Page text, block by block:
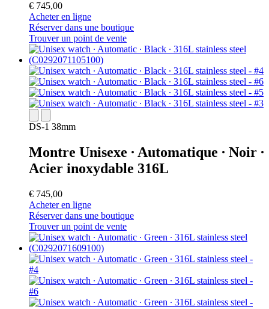
€ 745,00
Acheter en ligne
Réserver dans une boutique
Trouver un point de vente
DS-1 38mm
Montre Unisexe ∙ Automatique ∙ Noir ∙
Acier inoxydable 316L
€ 745,00
Acheter en ligne
Réserver dans une boutique
Trouver un point de vente